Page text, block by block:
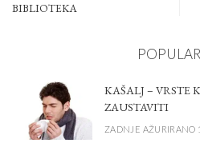
BIBLIOTEKA
KAŠALJ – VRSTE
ZAUSTAVITI
ZADNJE AŽURIRANO